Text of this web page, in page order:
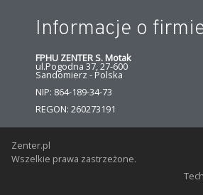
Informacje o
FPHU ZENTER S. Motak
ul.Pogodna 37, 27-600
Sandomierz - Polska
NIP: 864-189-34-73
REGON: 260273191
Zenter.pl
Wszelkie prawa zastrzeżone.